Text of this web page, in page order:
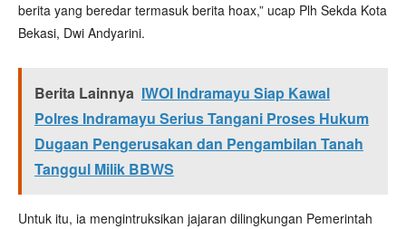
berita yang beredar termasuk berita hoax,” ucap Plh Sekda Kota
Bekasi, Dwi Andyarini.
Berita Lainnya IWOI Indramayu Siap Kawal
Polres Indramayu Serius Tangani Proses Hukum
Dugaan Pengerusakan dan Pengambilan Tanah
Tanggul Milik BBWS
Untuk itu, ia mengintruksikan jajaran dilingkungan Pemerintah